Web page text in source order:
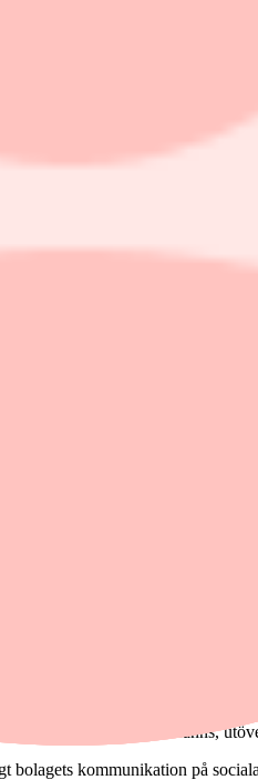
uppgav Iran att landet
News.
det sig om totalt 29:80 kronor per
kronor. var ned
andra sidan spektrat återfanns,
bolagets kommunikation på